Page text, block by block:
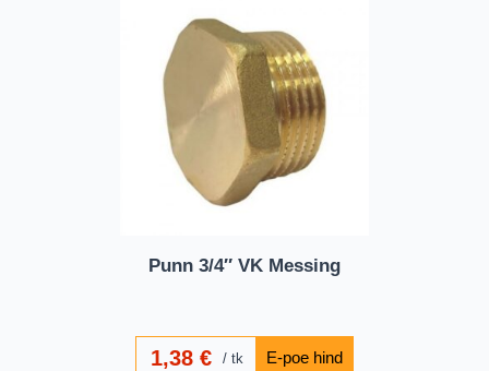
Punn 3/4″ VK Messing
1,38€ tk